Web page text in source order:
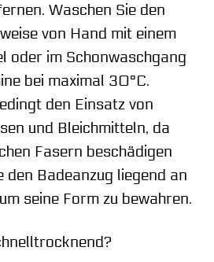
Waschen Sie den
von Hand mit einem
oder im Schonwaschgang
bei maximal 30°C.
den Einsatz von
und Bleichmitteln, da
Fasern beschädigen
den Badeanzug liegend an
seine Form zu bewahren.